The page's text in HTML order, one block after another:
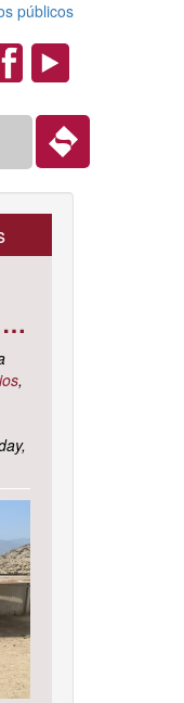
públicos
Predio Urbano Jirón LIBERTAD Mz. 5-H, Lote 23, TAMBOPATA - TAMBOPATA - MADRE DE DIOS ; cuyo dominio corre inscrito en la partida electrónica N° 07001561 del registro de propiedad inmueble de la ZONA REGISTRAL N° X, SEDE CUSCO, OFICINA REGISTRAL MADRE DE D
,